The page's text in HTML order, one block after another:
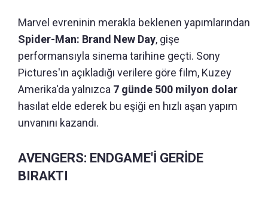
Marvel evreninin merakla beklenen yapımlarından
Spider-Man: Brand New Day, gişe
performansıyla sinema tarihine geçti. Sony
Pictures'ın açıkladığı verilere göre film, Kuzey
Amerika'da yalnızca 7 günde 500 milyon dolar
hasılat elde ederek bu eşiği en hızlı aşan yapım
unvanını kazandı.
AVENGERS: ENDGAME'İ GERİDE
BIRAKTI